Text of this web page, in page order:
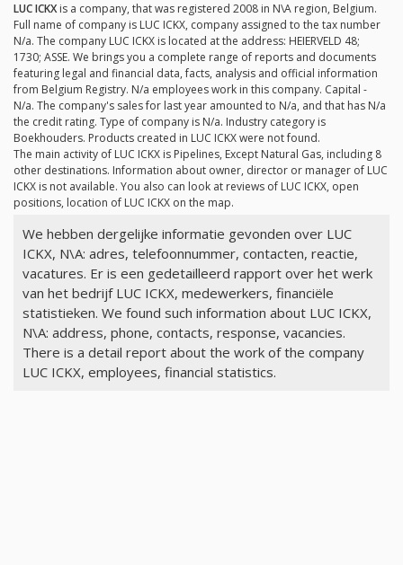
LUC ICKXis a company, that was registered 2008 in N\A region, Belgium.
Full name of company is LUC ICKX, company assigned to the tax number
N/a. The company LUC ICKX is located at the address: HEIERVELD 48;
1730; ASSE. We brings you a complete range of reports and documents
featuring legal and financial data, facts, analysis and official information
from Belgium Registry. N/a employees work in this company. Capital -
N/a. The company's sales for last year amounted to N/a, and that has N/a
the credit rating. Type of company is N/a. Industry category is
Boekhouders. Products created in LUC ICKX were not found.
The main activity of LUC ICKX is Pipelines, Except Natural Gas, including 8
other destinations. Information about owner, director or manager of LUC
ICKX is not available. You also can look at reviews of LUC ICKX, open
positions, location of LUC ICKX on the map.
We hebben dergelijke informatie gevonden over LUC
ICKX, N\A: adres, telefoonnummer, contacten, reactie,
vacatures. Er is een gedetailleerd rapport over het werk
van het bedrijf LUC ICKX, medewerkers, financiële
statistieken. We found such information about LUC ICKX,
N\A: address, phone, contacts, response, vacancies.
There is a detail report about the work of the company
LUC ICKX, employees, financial statistics.